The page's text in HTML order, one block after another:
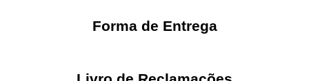
Forma de Entrega